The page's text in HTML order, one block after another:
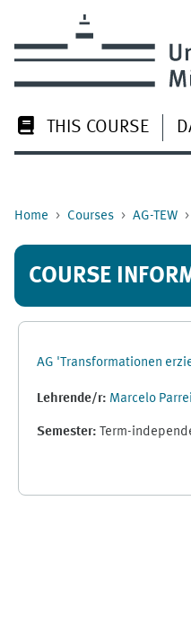
THIS COURSE
Home Courses AG-TEW
COURSE
AG 'Transformationen
Lehrende/r: Marcelo
Semester: Term-